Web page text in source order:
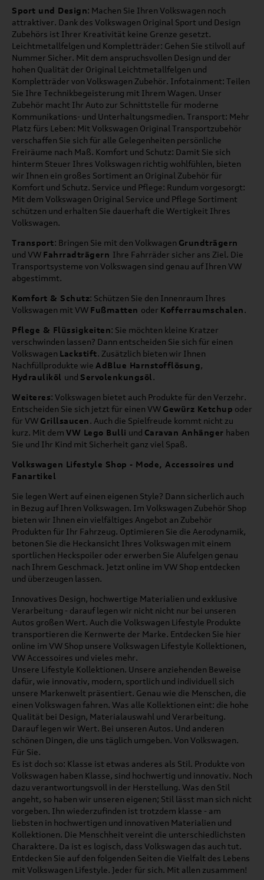
Sport und Design: Machen Sie Ihren Volkswagen noch
attraktiver. Dank des Volkswagen Original Sport und Design
Zubehörs ist Ihrer Kreativität keine Grenze gesetzt.
Leichtmetallfelgen und Kompletträder: Gehen Sie stilvoll auf
Nummer Sicher. Mit dem anspruchsvollen Design und der
hohen Qualität der Original Leichtmetallfelgen und
Kompletträder von Volkswagen Zubehör. Infotainment: Teilen
Sie Ihre Technikbegeisterung mit Ihrem Wagen. Unser
Zubehör macht Ihr Auto zur Schnittstelle für moderne
Kommunikations- und Unterhaltungsmedien. Transport: Mehr
Platz fürs Leben: Mit Volkswagen Original Transportzubehör
verschaffen Sie sich für alle Gelegenheiten persönliche
Freiräume nach Maß. Komfort und Schutz: Damit Sie sich
hinterm Steuer Ihres Volkswagen richtig wohlfühlen, bieten
wir Ihnen ein großes Sortiment an Original Zubehör für
Komfort und Schutz. Service und Pflege: Rundum vorgesorgt:
Mit dem Volkswagen Original Service und Pflege Sortiment
schützen und erhalten Sie dauerhaft die Wertigkeit Ihres
Volkswagen.
Transport: Bringen Sie mit den Volkwagen Grundträgern
und VW Fahrradträgern Ihre Fahrräder sicher ans Ziel. Die
Transportsysteme von Volkswagen sind genau auf Ihren VW
abgestimmt.
Komfort & Schutz: Schützen Sie den Innenraum Ihres
Volkswagen mit VW Fußmatten oder Kofferraumschalen.
Pflege & Flüssigkeiten: Sie möchten kleine Kratzer
verschwinden lassen? Dann entscheiden Sie sich für einen
Volkswagen Lackstift. Zusätzlich bieten wir Ihnen
Nachfüllprodukte wie AdBlue Harnstofflösung,
Hydrauliköl und Servolenkungsöl.
Weiteres: Volkswagen bietet auch Produkte für den Verzehr.
Entscheiden Sie sich jetzt für einen VW Gewürz Ketchup oder
für VW Grillsaucen. Auch die Spielfreude kommt nicht zu
kurz. Mit dem VW Lego Bulli und Caravan Anhänger haben
Sie und Ihr Kind mit Sicherheit ganz viel Spaß.
Volkswagen Lifestyle Shop - Mode, Accessoires und
Fanartikel
Sie legen Wert auf einen eigenen Style? Dann sicherlich auch
in Bezug auf Ihren Volkswagen. Im Volkswagen Zubehör Shop
bieten wir Ihnen ein vielfältiges Angebot an Zubehör
Produkten für Ihr Fahrzeug. Optimieren Sie die Aerodynamik,
betonen Sie die Heckansicht Ihres Volkswagen mit einem
sportlichen Heckspoiler oder erwerben Sie Alufelgen genau
nach Ihrem Geschmack. Jetzt online im VW Shop entdecken
und überzeugen lassen.
Innovatives Design, hochwertige Materialien und exklusive
Verarbeitung - darauf legen wir nicht nicht nur bei unseren
Autos großen Wert. Auch die Volkswagen Lifestyle Produkte
transportieren die Kernwerte der Marke. Entdecken Sie hier
online im VW Shop unsere Volkswagen Lifestyle Kollektionen,
VW Accessoires und vieles mehr.
Unsere Lifestyle Kollektionen. Unsere anziehenden Beweise
dafür, wie innovativ, modern, sportlich und individuell sich
unsere Markenwelt präsentiert. Genau wie die Menschen, die
einen Volkswagen fahren. Was alle Kollektionen eint: die hohe
Qualität bei Design, Materialauswahl und Verarbeitung.
Darauf legen wir Wert. Bei unseren Autos. Und anderen
schönen Dingen, die uns täglich umgeben. Von Volkswagen.
Für Sie.
Es ist doch so: Klasse ist etwas anderes als Stil. Produkte von
Volkswagen haben Klasse, sind hochwertig und innovativ. Noch
dazu verantwortungsvoll in der Herstellung. Was den Stil
angeht, so haben wir unseren eigenen; Stil lässt man sich nicht
vorgeben. Ihn wiederzufinden ist trotzdem klasse - am
liebsten in hochwertigen und innovativen Materialien und
Kollektionen. Die Menschheit vereint die unterschiedlichsten
Charaktere. Da ist es logisch, dass Volkswagen das auch tut.
Entdecken Sie auf den folgenden Seiten die Vielfalt des Lebens
mit Volkswagen Lifestyle. Jeder für sich. Mit allen zusammen!